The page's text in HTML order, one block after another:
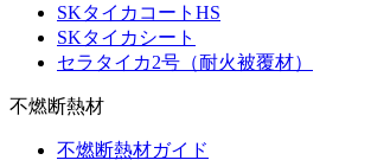
SKタイカコートHS
SKタイカシート
セラタイカ2号（耐火被覆材）
不燃断熱材
不燃断熱材ガイド